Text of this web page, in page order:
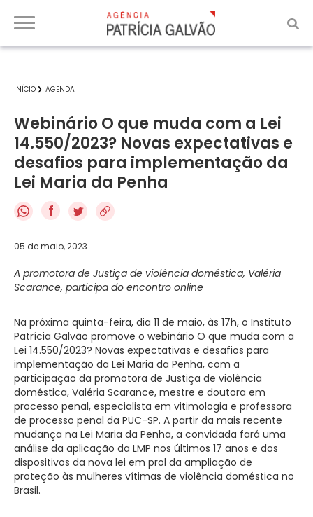
INÍCIO AGENDA
Webinário O que muda com a Lei
14.550/2023? Novas expectativas e
desafios para implementação da
Lei Maria da Penha
f
05 de maio, 2023
A promotora de Justiça de violência doméstica, Valéria
Scarance, participa do encontro online
Na próxima quinta-feira, dia 11 de maio, às 17h, o Instituto
Patrícia Galvão promove o webinário O que muda com a
Lei 14.550/2023? Novas expectativas e desafios para
implementação da Lei Maria da Penha, com a
participação da promotora de Justiça de violência
doméstica, Valéria Scarance, mestre e doutora em
processo penal, especialista em vitimologia e professora
de processo penal da PUC-SP. A partir da mais recente
mudança na Lei Maria da Penha, a convidada fará uma
análise da aplicação da LMP nos últimos 17 anos e dos
dispositivos da nova lei em prol da ampliação de
proteção às mulheres vítimas de violência doméstica no
Brasil.